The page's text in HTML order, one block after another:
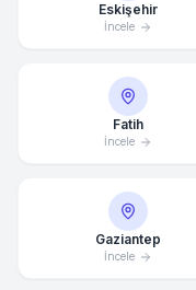
Eskişehir
İncele
Fatih
İncele
Gaziantep
İncele